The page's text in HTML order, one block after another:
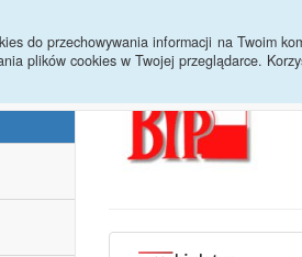
do przechowywania informacji na Twoim
plików cookies w Twojej przeglądarce.